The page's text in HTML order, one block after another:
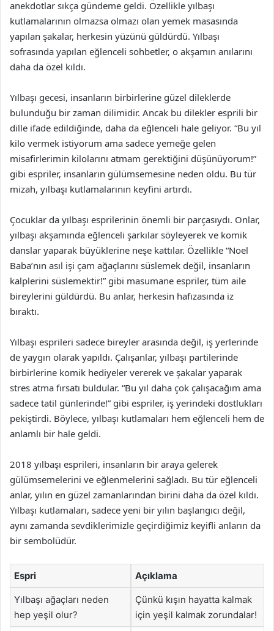
anekdotlar sıkça gündeme geldi. Özellikle yılbaşı
kutlamalarının olmazsa olmazı olan yemek masasında
yapılan şakalar, herkesin yüzünü güldürdü. Yılbaşı
sofrasında yapılan eğlenceli sohbetler, o akşamın anılarını
daha da özel kıldı.
Yılbaşı gecesi, insanların birbirlerine güzel dileklerde
bulunduğu bir zaman dilimidir. Ancak bu dilekler esprili bir
dille ifade edildiğinde, daha da eğlenceli hale geliyor. “Bu yıl
kilo vermek istiyorum ama sadece yemeğe gelen
misafirlerimin kilolarını atmam gerektiğini düşünüyorum!”
gibi espriler, insanların gülümsemesine neden oldu. Bu tür
mizah, yılbaşı kutlamalarının keyfini artırdı.
Çocuklar da yılbaşı esprilerinin önemli bir parçasıydı. Onlar,
yılbaşı akşamında eğlenceli şarkılar söyleyerek ve komik
danslar yaparak büyüklerine neşe kattılar. Özellikle “Noel
Baba’nın asıl işi çam ağaçlarını süslemek değil, insanların
kalplerini süslemektir!” gibi masumane espriler, tüm aile
bireylerini güldürdü. Bu anlar, herkesin hafızasında iz
bıraktı.
Yılbaşı esprileri sadece bireyler arasında değil, iş yerlerinde
de yaygın olarak yapıldı. Çalışanlar, yılbaşı partilerinde
birbirlerine komik hediyeler vererek ve şakalar yaparak
stres atma fırsatı buldular. “Bu yıl daha çok çalışacağım ama
sadece tatil günlerinde!” gibi espriler, iş yerindeki dostlukları
pekiştirdi. Böylece, yılbaşı kutlamaları hem eğlenceli hem de
anlamlı bir hale geldi.
2018 yılbaşı esprileri, insanların bir araya gelerek
gülümsemelerini ve eğlenmelerini sağladı. Bu tür eğlenceli
anlar, yılın en güzel zamanlarından birini daha da özel kıldı.
Yılbaşı kutlamaları, sadece yeni bir yılın başlangıcı değil,
aynı zamanda sevdiklerimizle geçirdiğimiz keyifli anların da
bir sembolüdür.
Espri Açıklama
Yılbaşı ağaçları neden
hep yeşil olur?
Çünkü kışın hayatta kalmak
için yeşil kalmak zorundalar!